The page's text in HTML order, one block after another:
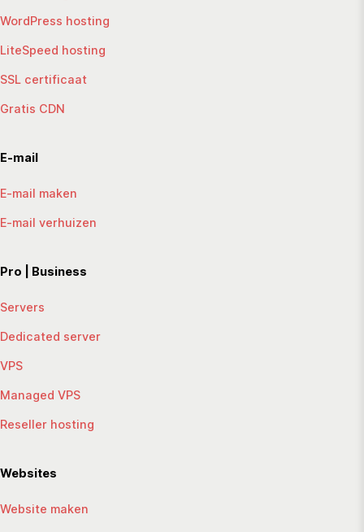
WordPress hosting
LiteSpeed hosting
SSL certificaat
Gratis CDN
E-mail
E-mail maken
E-mail verhuizen
Pro | Business
Servers
Dedicated server
VPS
Managed VPS
Reseller hosting
Websites
Website maken